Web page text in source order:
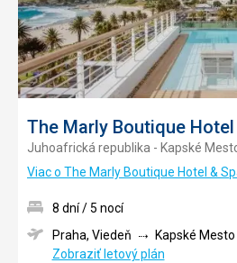
The Marly Boutique Hotel
Juhoafrická republika - Kapské
Viac o The Marly Boutique Hotel &
8 dní / 5 nocí
Praha, Viedeň
Kapské Mesto
Zobraziť letový plán